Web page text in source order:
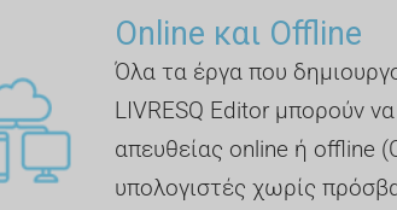
Online και Offline
Όλα τα έργα που
LIVRESQ Editor μπορούν
απευθείας online ή offline
υπολογιστές χωρίς